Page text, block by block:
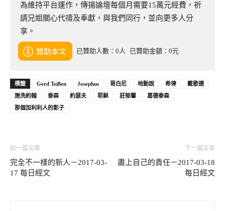
為維持平台運作，傳揚論壇每個月需要15萬元經費，祈
請兄姐關心代禱及奉獻，與我們同行，並向更多人分
享。
贊助本文 已贊助人數：0人 已贊助金額：0元
標籤 Gerd Teißen Josephus 哥白尼 地動說 希律
戴歌德
施洗約翰
泰森 約瑟夫 耶穌 莊郁馨
葛德泰森
那個加利利人的影子
前一篇文章
完全不一樣的新人－2017-03-
17 每日經文
下一篇文章
盡上自己的責任－2017-03-18
每日經文